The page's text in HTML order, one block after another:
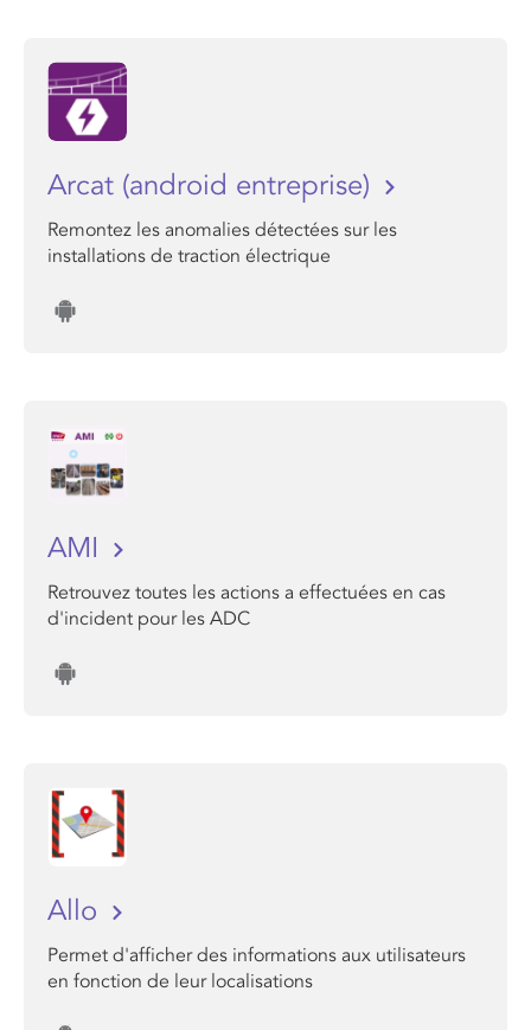
Arcat (android entreprise)
Remontez les anomalies détectées sur les
installations de traction électrique
AMI
Retrouvez toutes les actions a effectuées en cas
d'incident pour les ADC
Allo
Permet d'afficher des informations aux utilisateurs
en fonction de leur localisations